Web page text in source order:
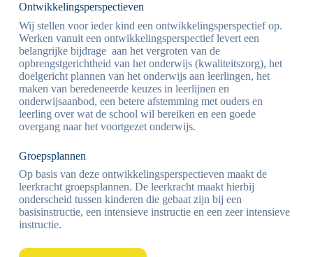
Ontwikkelingsperspectieven
Wij stellen voor ieder kind een ontwikkelingsperspectief op.
Werken vanuit een ontwikkelingsperspectief levert een
belangrijke bijdrage aan het vergroten van de
opbrengstgerichtheid van het onderwijs (kwaliteitszorg), het
doelgericht plannen van het onderwijs aan leerlingen, het
maken van beredeneerde keuzes in leerlijnen en
onderwijsaanbod, een betere afstemming met ouders en
leerling over wat de school wil bereiken en een goede
overgang naar het voortgezet onderwijs.
Groepsplannen
Op basis van deze ontwikkelingsperspectieven maakt de
leerkracht groepsplannen. De leerkracht maakt hierbij
onderscheid tussen kinderen die gebaat zijn bij een
basisinstructie, een intensieve instructie en een zeer intensieve
instructie.